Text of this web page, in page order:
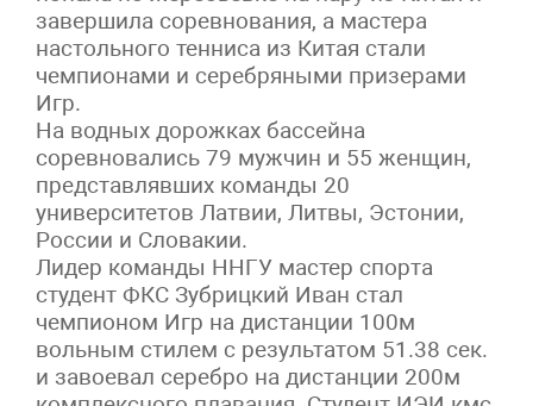
завершила соревнования, а мастера
настольного тенниса из Китая стали
чемпионами и серебряными призерами
Игр.
На водных дорожках бассейна
соревновались 79 мужчин и 55 женщин,
представлявших команды 20
университетов Латвии, Литвы, Эстонии,
России и Словакии.
Лидер команды ННГУ мастер спорта
студент ФКС Зубрицкий Иван стал
чемпионом Игр на дистанции 100м
вольным стилем с результатом 51.38 сек.
и завоевал серебро на дистанции 200м